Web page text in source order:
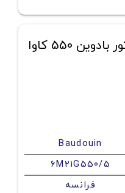
مشخصات فنی دیزل ژنراتور بادوین 550 کاوا
Baudouin
6M21G550/5
فرانسه